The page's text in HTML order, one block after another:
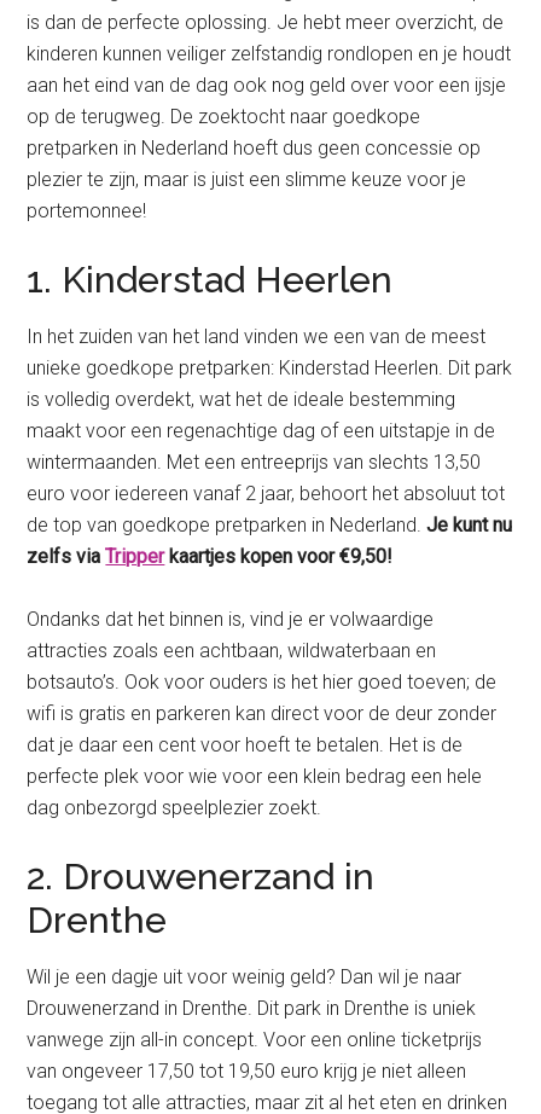
is dan de perfecte oplossing. Je hebt meer overzicht, de
kinderen kunnen veiliger zelfstandig rondlopen en je houdt
aan het eind van de dag ook nog geld over voor een ijsje
op de terugweg. De zoektocht naar goedkope
pretparken in Nederland hoeft dus geen concessie op
plezier te zijn, maar is juist een slimme keuze voor je
portemonnee!
1. Kinderstad Heerlen
In het zuiden van het land vinden we een van de meest
unieke goedkope pretparken: Kinderstad Heerlen. Dit park
is volledig overdekt, wat het de ideale bestemming
maakt voor een regenachtige dag of een uitstapje in de
wintermaanden. Met een entreeprijs van slechts 13,50
euro voor iedereen vanaf 2 jaar, behoort het absoluut tot
de top van goedkope pretparken in Nederland.Je kunt nu
zelfs viaTripperkaartjes kopen voor €9,50!
Ondanks dat het binnen is, vind je er volwaardige
attracties zoals een achtbaan, wildwaterbaan en
botsauto’s. Ook voor ouders is het hier goed toeven; de
wifi is gratis en parkeren kan direct voor de deur zonder
dat je daar een cent voor hoeft te betalen. Het is de
perfecte plek voor wie voor een klein bedrag een hele
dag onbezorgd speelplezier zoekt.
2. Drouwenerzand in
Drenthe
Wil je een dagje uit voor weinig geld? Dan wil je naar
Drouwenerzand in Drenthe. Dit park in Drenthe is uniek
vanwege zijn all-in concept. Voor een online ticketprijs
van ongeveer 17,50 tot 19,50 euro krijg je niet alleen
toegang tot alle attracties, maar zit al het eten en drinken